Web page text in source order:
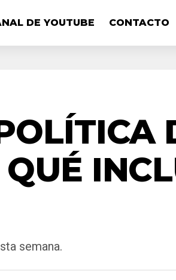
DE YOUTUBE CONTACTO
semana.